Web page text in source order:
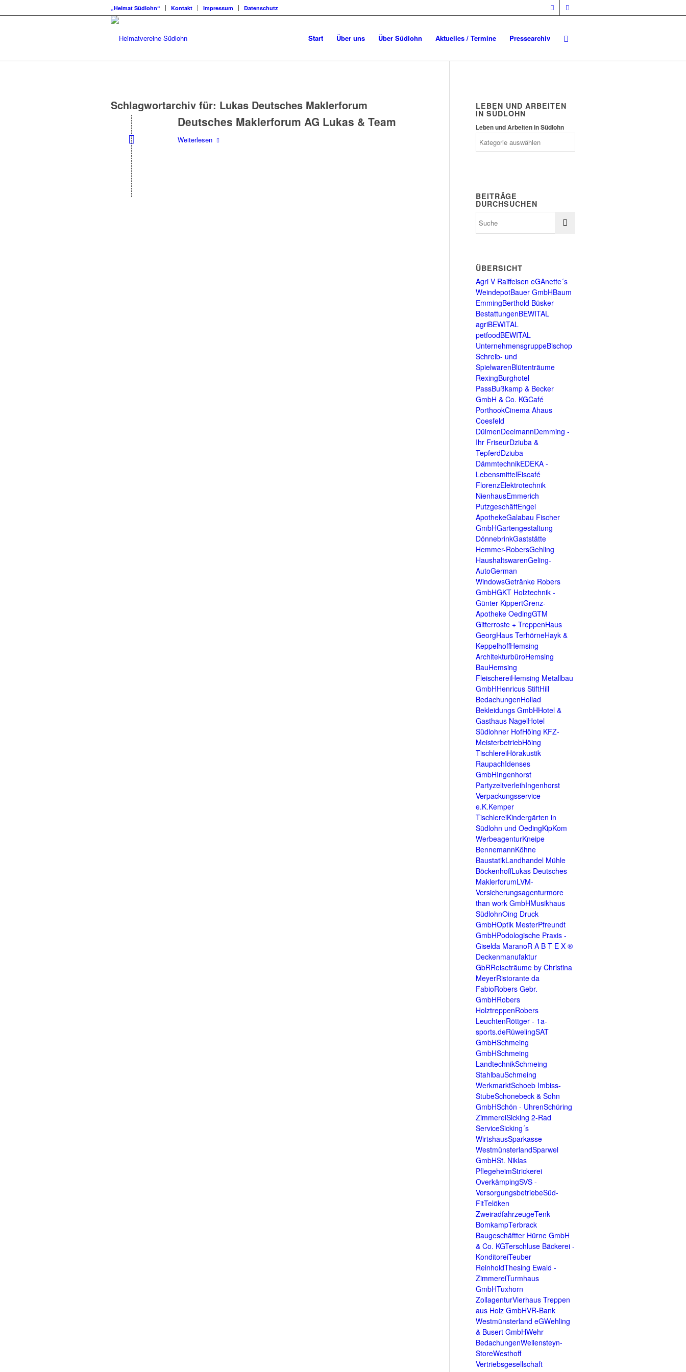
„Heimat Südlohn“ Kontakt Impressum Datenschutz
Start Über uns Über Südlohn Aktuelles / Termine Pressearchiv
Schlagwortarchiv für: Lukas Deutsches Maklerforum
Deutsches Maklerforum AG Lukas & Team
Weiterlesen
LEBEN UND ARBEITEN
IN SÜDLOHN
Leben und Arbeiten in Südlohn
BEITRÄGE
DURCHSUCHEN
ÜBERSICHT
Agri V Raiffeisen eGAnette´s
WeindepotBauer GmbHBaum
EmmingBerthold Büsker
BestattungenBEWITAL
agriBEWITAL
petfoodBEWITAL
UnternehmensgruppeBischop
Schreib- und
SpielwarenBlütenträume
RexingBurghotel
PassBußkamp & Becker
GmbH & Co. KGCafé
PorthookCinema Ahaus
Coesfeld
DülmenDeelmannDemming -
Ihr FriseurDziuba &
TepferdDziuba
DämmtechnikEDEKA -
LebensmittelEiscafé
FlorenzElektrotechnik
NienhausEmmerich
PutzgeschäftEngel
ApothekeGalabau Fischer
GmbHGartengestaltung
DönnebrinkGaststätte
Hemmer-RobersGehling
HaushaltswarenGeling-
AutoGerman
WindowsGetränke Robers
GmbHGKT Holztechnik -
Günter KippertGrenz-
Apotheke OedingGTM
Gitterroste + TreppenHaus
GeorgHaus TerhörneHayk &
KeppelhoffHemsing
ArchitekturbüroHemsing
BauHemsing
FleischereiHemsing Metallbau
GmbHHenricus StiftHill
BedachungenHollad
Bekleidungs GmbHHotel &
Gasthaus NagelHotel
Südlohner HofHöing KFZ-
MeisterbetriebHöing
TischlereiHörakustik
RaupachIdenses
GmbHIngenhorst
PartyzeltverleihIngenhorst
Verpackungsservice
e.K.Kemper
TischlereiKindergärten in
Südlohn und OedingKipKom
WerbeagenturKneipe
BennemannKöhne
BaustatikLandhandel Mühle
BöckenhoffLukas Deutsches
MaklerforumLVM-
Versicherungsagenturmore
than work GmbHMusikhaus
SüdlohnOing Druck
GmbHOptik MesterPfreundt
GmbHPodologische Praxis -
Giselda MaranoR A B T E X ®
Deckenmanufaktur
GbRReiseträume by Christina
MeyerRistorante da
FabioRobers Gebr.
GmbHRobers
HolztreppenRobers
LeuchtenRöttger - 1a-
sports.deRüwelingSAT
GmbHSchmeing
GmbHSchmeing
LandtechnikSchmeing
StahlbauSchmeing
WerkmarktSchoeb Imbiss-
StubeSchonebeck & Sohn
GmbHSchön - UhrenSchüring
ZimmereiSicking 2-Rad
ServiceSicking´s
WirtshausSparkasse
WestmünsterlandSparwel
GmbHSt. Niklas
PflegeheimStrickerei
OverkämpingSVS -
VersorgungsbetriebeSüd-
FitTelöken
ZweiradfahrzeugeTenk
BomkampTerbrack
Baugeschäftter Hürne GmbH
& Co. KGTerschluse Bäckerei -
KonditoreiTeuber
ReinholdThesing Ewald -
ZimmereiTurmhaus
GmbHTuxhorn
ZollagenturVierhaus Treppen
aus Holz GmbHVR-Bank
Westmünsterland eGWehling
& Busert GmbHWehr
BedachungenWellensteyn-
StoreWesthoff
Vertriebsgesellschaft